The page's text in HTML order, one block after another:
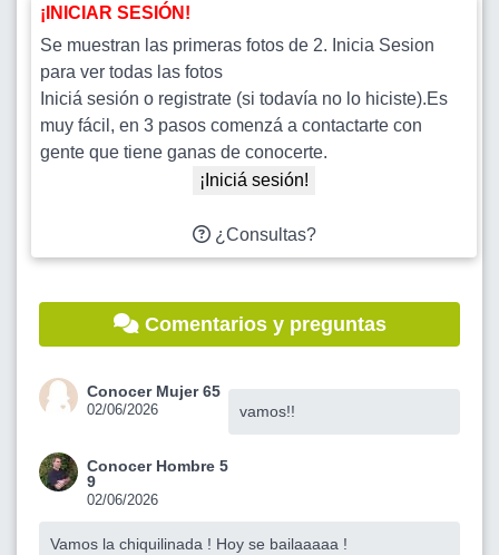
¡INICIAR SESIÓN!
Se muestran las primeras fotos de 2. Inicia Sesion
para ver todas las fotos
Iniciá sesión o registrate (si todavía no lo hiciste).Es
muy fácil, en 3 pasos comenzá a contactarte con
gente que tiene ganas de conocerte.
¡Iniciá sesión!
¿Consultas?
Comentarios y preguntas
Conocer Mujer 65
02/06/2026 vamos!!
Conocer Hombre 5
9
02/06/2026
Vamos la chiquilinada ! Hoy se bailaaaaa !